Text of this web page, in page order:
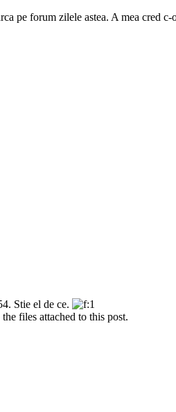
pe forum zilele astea. A mea cred
Stie el de ce.
files attached to this post.